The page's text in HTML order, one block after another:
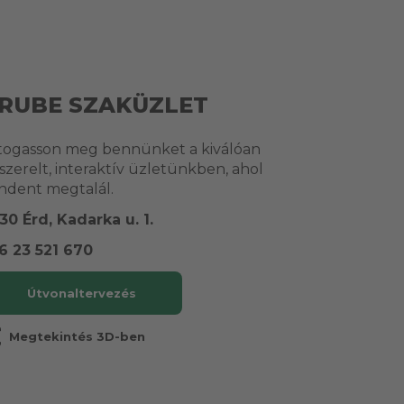
SZAKÜZLET
meg bennünket a kiválóan
interaktív üzletünkben, ahol
megtalál.
Érd, Kadarka u. 1.
23 521 670
Útvonaltervezés
Megtekintés 3D-ben